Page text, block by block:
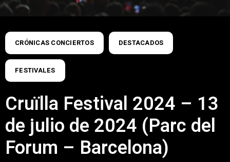
CRÓNICAS CONCIERTOS DESTACADOS
FESTIVALES
Cruïlla Festival 2024 – 13
de julio de 2024 (Parc del
Forum – Barcelona)